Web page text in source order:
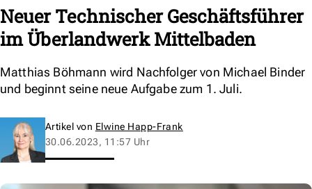
Neuer Technischer Geschäftsführer
im Überlandwerk Mittelbaden
Matthias Böhmann wird Nachfolger von Michael Binder
und beginnt seine neue Aufgabe zum 1. Juli.
Artikel von Elwine Happ-Frank
30.06.2023, 11:57 Uhr